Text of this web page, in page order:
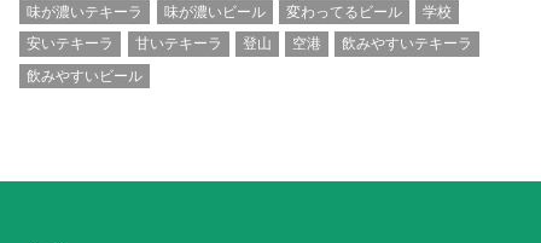
味が濃いテキーラ
味が濃いビール 変わってるビール
学校
安いテキーラ
甘いテキーラ 登山 空港
飲みやすいテキーラ
飲みやすいビール